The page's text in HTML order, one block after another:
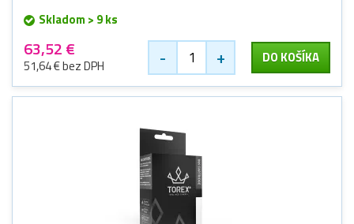
Skladom > 9 ks
63,52 €
51,64 € bez DPH - + DO KOŠÍKA